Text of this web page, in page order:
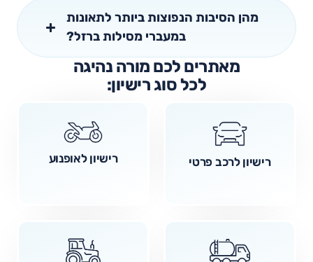
מהן הסיבות הנפוצות ביותר לתאונות
במעברי מסילות ברזל?
מאתרים לכם מורה נהיגה
לכל סוג רישיון:
רישיון לרכב פרטי רישיון לאופנוע